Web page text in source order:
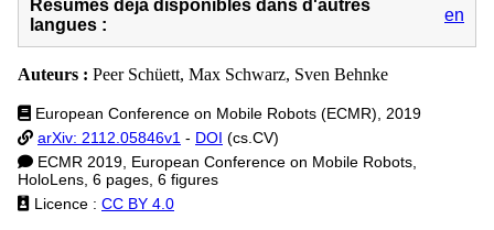
Résumés déjà disponibles dans d'autres
langues :
en
Auteurs : Peer Schüett, Max Schwarz, Sven Behnke
European Conference on Mobile Robots (ECMR), 2019
arXiv: 2112.05846v1 - DOI (cs.CV)
ECMR 2019, European Conference on Mobile Robots,
HoloLens, 6 pages, 6 figures
Licence : CC BY 4.0